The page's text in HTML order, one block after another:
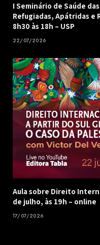
I Seminário de Saúde
Refugiadas, Apátridas e
8h30 às 18h – USP
22/07/2026
Aula sobre Direito
de julho, às 19h – online
17/07/2026